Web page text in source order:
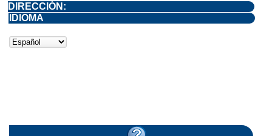
DIRECCIÓN:
IDIOMA